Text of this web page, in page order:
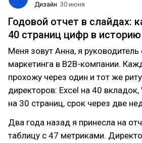
Дизайн 30 июня
Годовой отчет в слайдах:
40 страниц цифр в историю
Меня зовут Анна, я руководитель
маркетинга в B2B-компании.
прохожу через один и тот же
директоров: Excel на 40
на 30 страниц, срок через две
Два года назад я принесла на
таблицу с 47 метриками.